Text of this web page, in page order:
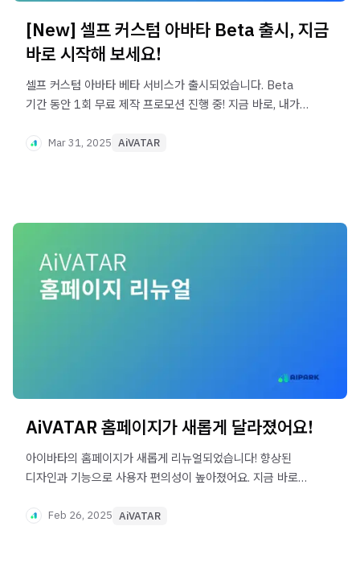
[New] 셀프 커스텀 아바타 Beta 출시, 지금
바로 시작해 보세요!
셀프 커스텀 아바타 베타 서비스가 출시되었습니다. Beta
기간 동안 1회 무료 제작 프로모션 진행 중! 지금 바로, 내가
제작해 보세요.
Mar 31, 2025 AiVATAR
AiVATAR 홈페이지가 새롭게 달라졌어요!
아이바타의 홈페이지가 새롭게 리뉴얼되었습니다! 향상된
디자인과 기능으로 사용자 편의성이 높아졌어요. 지금 바로
Feb 26, 2025 AiVATAR